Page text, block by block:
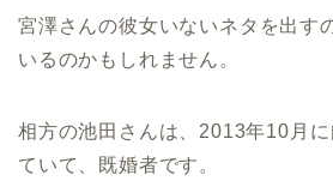
宮澤さんの彼女いないネタを出す
いるのかもしれません。
相方の池田さんは、2013年10月
ていて、既婚者です。